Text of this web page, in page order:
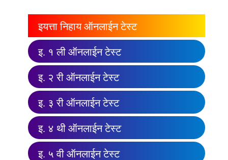
इयत्ता निहाय ऑनलाईन टेस्ट
इ. १ ली ऑनलाईन टेस्ट
इ. २ री ऑनलाईन टेस्ट
इ. ३ री ऑनलाईन टेस्ट
इ. ४ थी ऑनलाईन टेस्ट
इ. ५ वी ऑनलाईन टेस्ट